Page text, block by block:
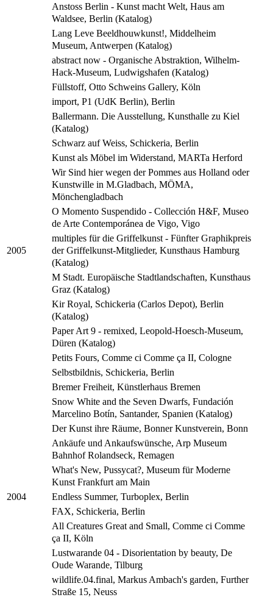
Anstoss Berlin - Kunst macht Welt, Haus am
Waldsee, Berlin (Katalog)
Lang Leve Beeldhouwkunst!, Middelheim
Museum, Antwerpen (Katalog)
abstract now - Organische Abstraktion, Wilhelm-
Hack-Museum, Ludwigshafen (Katalog)
Füllstoff, Otto Schweins Gallery, Köln
import, P1 (UdK Berlin), Berlin
Ballermann. Die Ausstellung, Kunsthalle zu Kiel
(Katalog)
Schwarz auf Weiss, Schickeria, Berlin
Kunst als Möbel im Widerstand, MARTa Herford
Wir Sind hier wegen der Pommes aus Holland oder
Kunstwille in M.Gladbach, MÖMA,
Mönchengladbach
O Momento Suspendido - Collección H&F, Museo
de Arte Contemporánea de Vigo, Vigo
2005
multiples für die Griffelkunst - Fünfter Graphikpreis
der Griffelkunst-Mitglieder, Kunsthaus Hamburg
(Katalog)
M Stadt. Europäische Stadtlandschaften, Kunsthaus
Graz (Katalog)
Kir Royal, Schickeria (Carlos Depot), Berlin
(Katalog)
Paper Art 9 - remixed, Leopold-Hoesch-Museum,
Düren (Katalog)
Petits Fours, Comme ci Comme ça II, Cologne
Selbstbildnis, Schickeria, Berlin
Bremer Freiheit, Künstlerhaus Bremen
Snow White and the Seven Dwarfs, Fundación
Marcelino Botín, Santander, Spanien (Katalog)
Der Kunst ihre Räume, Bonner Kunstverein, Bonn
Ankäufe und Ankaufswünsche, Arp Museum
Bahnhof Rolandseck, Remagen
What's New, Pussycat?, Museum für Moderne
Kunst Frankfurt am Main
2004
Endless Summer, Turboplex, Berlin
FAX, Schickeria, Berlin
All Creatures Great and Small, Comme ci Comme
ça II, Köln
Lustwarande 04 - Disorientation by beauty, De
Oude Warande, Tilburg
wildlife.04.final, Markus Ambach's garden, Further
Straße 15, Neuss